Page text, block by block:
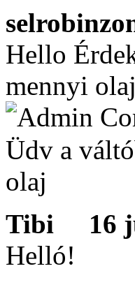
Hello
mennyi
Üdv a
olaj
Tibi
16
Helló!